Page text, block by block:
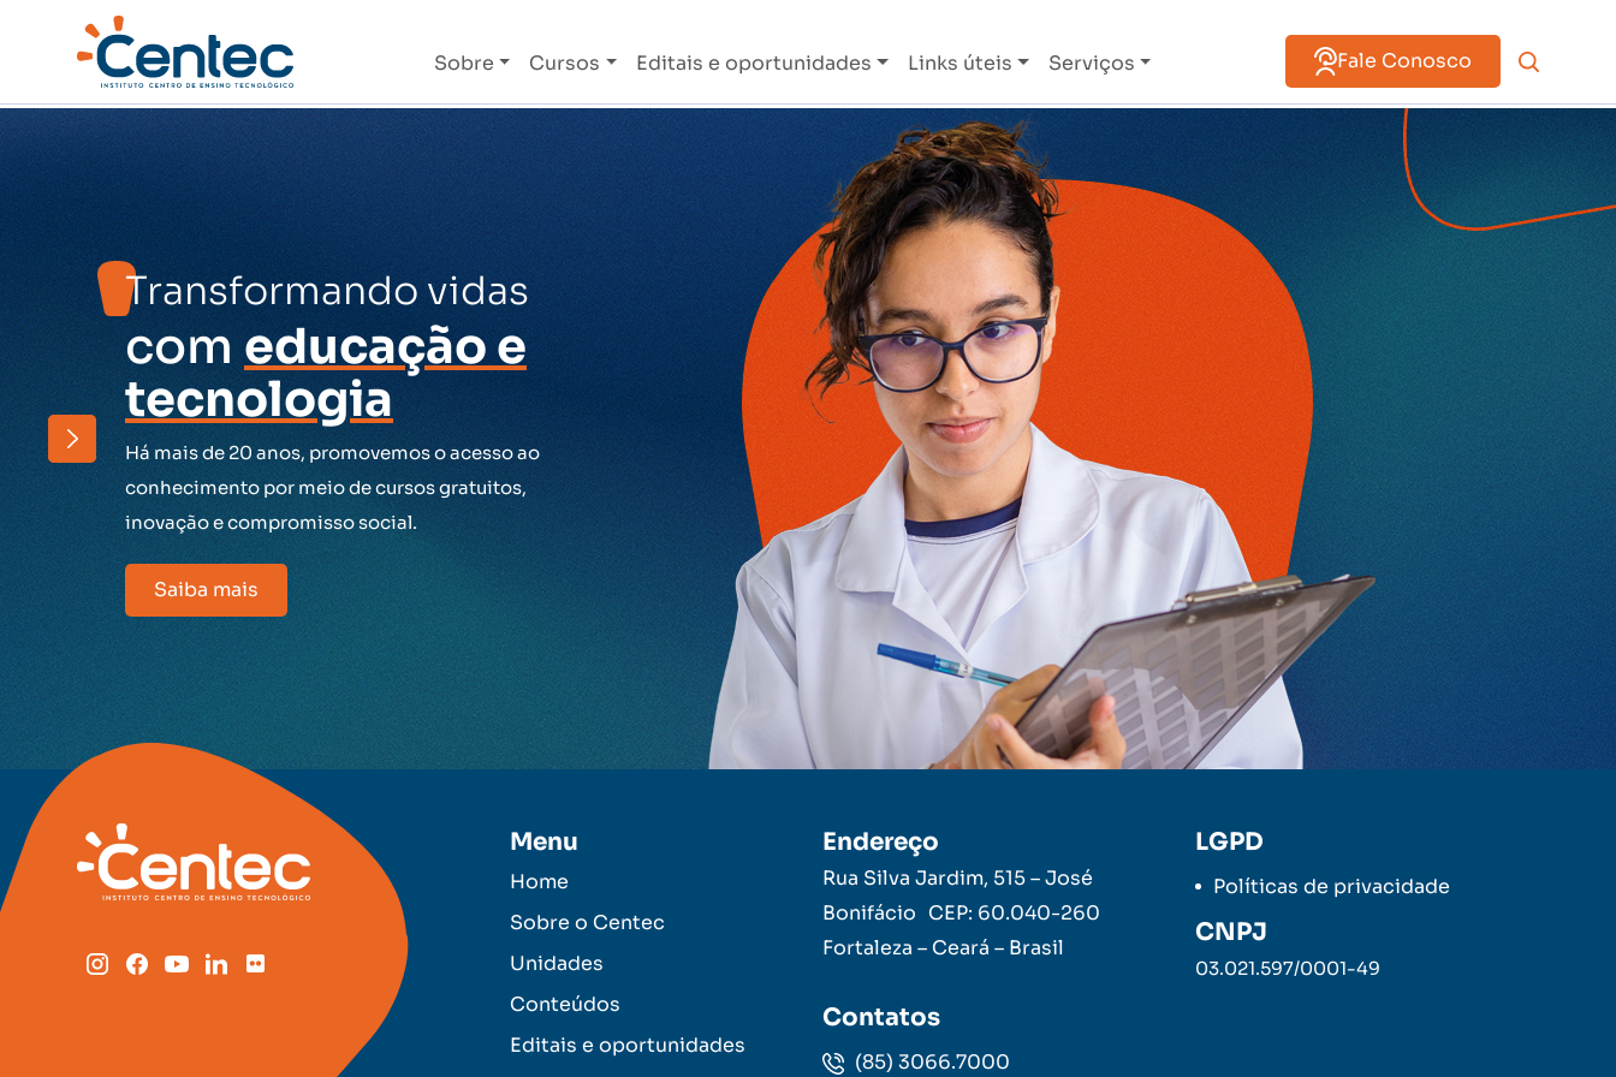
Sobre Cursos Editais e oportunidades Links úteis Serviços Fale Conosco
Transformando vidas
comeducação e
tecnologia
Há mais de 20 anos, promovemos o acesso ao
conhecimento por meio de cursos gratuitos,
inovação e compromisso social.
Saiba mais
Menu
Home
Sobre o Centec
Unidades
Conteúdos
Editais e oportunidades
Endereço
Rua Silva Jardim, 515 – José
Bonifácio CEP: 60.040-260
Fortaleza – Ceará – Brasil
Contatos
(85) 3066.7000
LGPD
Políticas de privacidade
CNPJ
03.021.597/0001-49